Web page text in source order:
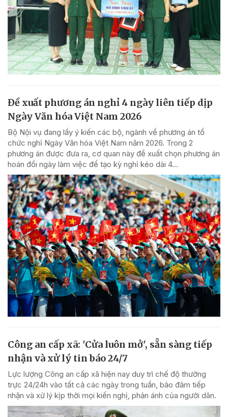
Đề xuất phương án nghỉ 4 ngày liên tiếp dịp
Ngày Văn hóa Việt Nam 2026
Bộ Nội vụ đang lấy ý kiến các bộ, ngành về phương án tổ
chức nghỉ Ngày Văn hóa Việt Nam năm 2026. Trong 2
phương án được đưa ra, cơ quan này đề xuất chọn phương án
hoán đổi ngày làm việc để tạo kỳ nghỉ kéo dài 4...
Công an cấp xã: 'Cửa luôn mở', sẵn sàng tiếp
nhận và xử lý tin báo 24/7
Lực lượng Công an cấp xã hiện nay duy trì chế độ thường
trực 24/24h vào tất cả các ngày trong tuần, bảo đảm tiếp
nhận và xử lý kịp thời mọi kiến nghị, phản ánh của người dân.